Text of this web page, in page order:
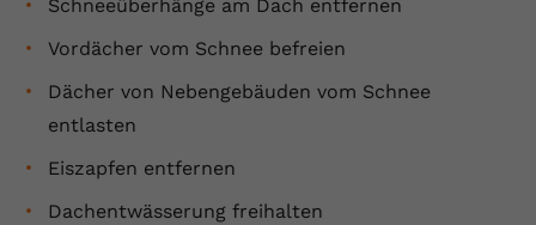
Schneeüberhänge am Dach entfernen
Vordächer vom Schnee befreien
Dächer von Nebengebäuden vom Schnee
entlasten
Eiszapfen entfernen
Dachentwässerung freihalten